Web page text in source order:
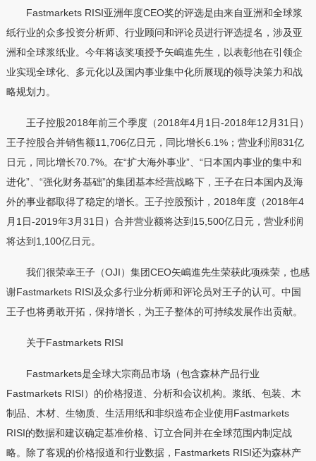
Fastmarkets RISI亚洲年度CEO奖的评选是由来自亚洲和全球浆
纸行业的众多投资分析师、行业顾问和评论员进行评选提名，涉及亚
洲和全球浆纸业。今年将该奖项授予矢嶋進先生，以表彰他在引领企
业实现全球化、多元化以及国内事业集中化所展现的领导决策力和战
略规划力。
王子控股2018年前三个季度（2018年4月1日-2018年12月31日）
王子控股合并销售额11,706亿日元，同比增长6.1%；营业利润831亿
日元，同比增长70.7%。在“扩大海外事业”、“日本国内事业的集中和
进化”、“强化财务基础”的集团基本经营战略下，王子在日本国内及海
外的事业都取得了稳定的增长。王子控股预计，2018年度（2018年4
月1日-2019年3月31日）合并营业额将达到15,500亿日元，营业利润
将达到1,100亿日元。
我们很荣幸王子（OJI）集团CEO矢嶋進先生荣获此项殊荣，也感
谢Fastmarkets RISI及众多行业分析师和评论员对王子的认可。中国
王子也将勇敢开拓，保持增长，为王子整体的可持续发展作出贡献。
关于Fastmarkets RISI
Fastmarkets是全球大宗商品市场（包含森林产品行业
Fastmarkets RISI）的价格报道、分析和会议机构。浆纸、包装、木
制品、木材、生物质、生活用纸和非织造布企业使用Fastmarkets
RISI的数据和建议确定基准价格、订立合同并在全球范围内制定战
略。除了客观的价格报道和行业数据，Fastmarkets RISI还为森林产